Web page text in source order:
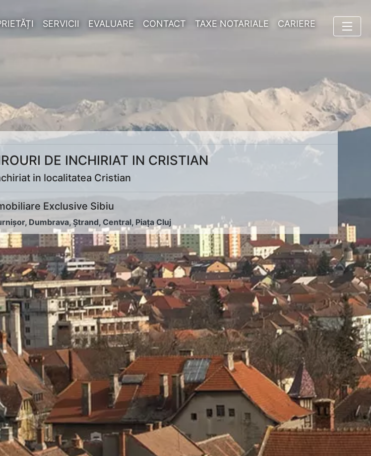
SERVICII EVALUARE CONTACT TAXE NOTARIALE CARIERE
DE INCHIRIAT IN CRISTIAN
in localitatea Cristian
Exclusive Sibiu
, Dumbrava,Ștrand, Central, Piața Cluj